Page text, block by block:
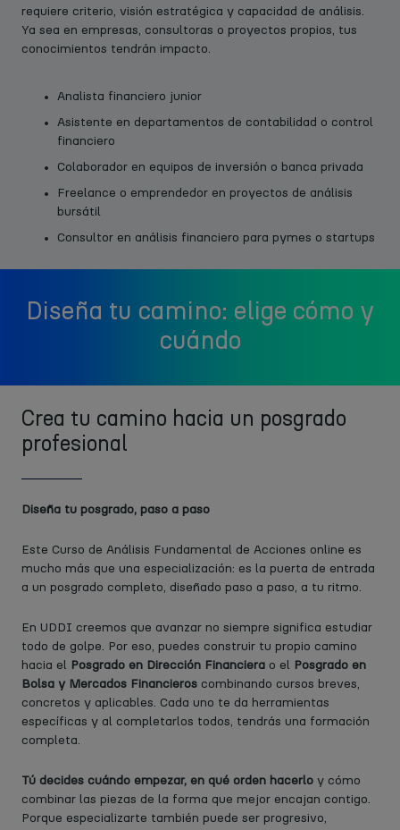
requiere criterio, visión estratégica y capacidad de análisis.
Ya sea en empresas, consultoras o proyectos propios, tus
conocimientos tendrán impacto.
Analista financiero junior
Asistente en departamentos de contabilidad o control
financiero
Colaborador en equipos de inversión o banca privada
Freelance o emprendedor en proyectos de análisis
bursátil
Consultor en análisis financiero para pymes o startups
Diseña tu camino: elige cómo y
cuándo
Crea tu camino hacia un posgrado
profesional
Diseña tu posgrado, paso a paso
Este Curso de Análisis Fundamental de Acciones online es
mucho más que una especialización: es la puerta de entrada
a un posgrado completo, diseñado paso a paso, a tu ritmo.
En UDDI creemos que avanzar no siempre significa estudiar
todo de golpe. Por eso, puedes construir tu propio camino
hacia el ​ Posgrado en Dirección Financiera o el Posgrado en
Bolsa y Mercados Financieros combinando cursos breves,
concretos y aplicables. Cada uno te da herramientas
específicas y al completarlos todos, tendrás una formación
completa.
Tú decides cuándo empezar, en qué orden hacerlo y cómo
combinar las piezas de la forma que mejor encajan contigo.
Porque especializarte también puede ser progresivo,